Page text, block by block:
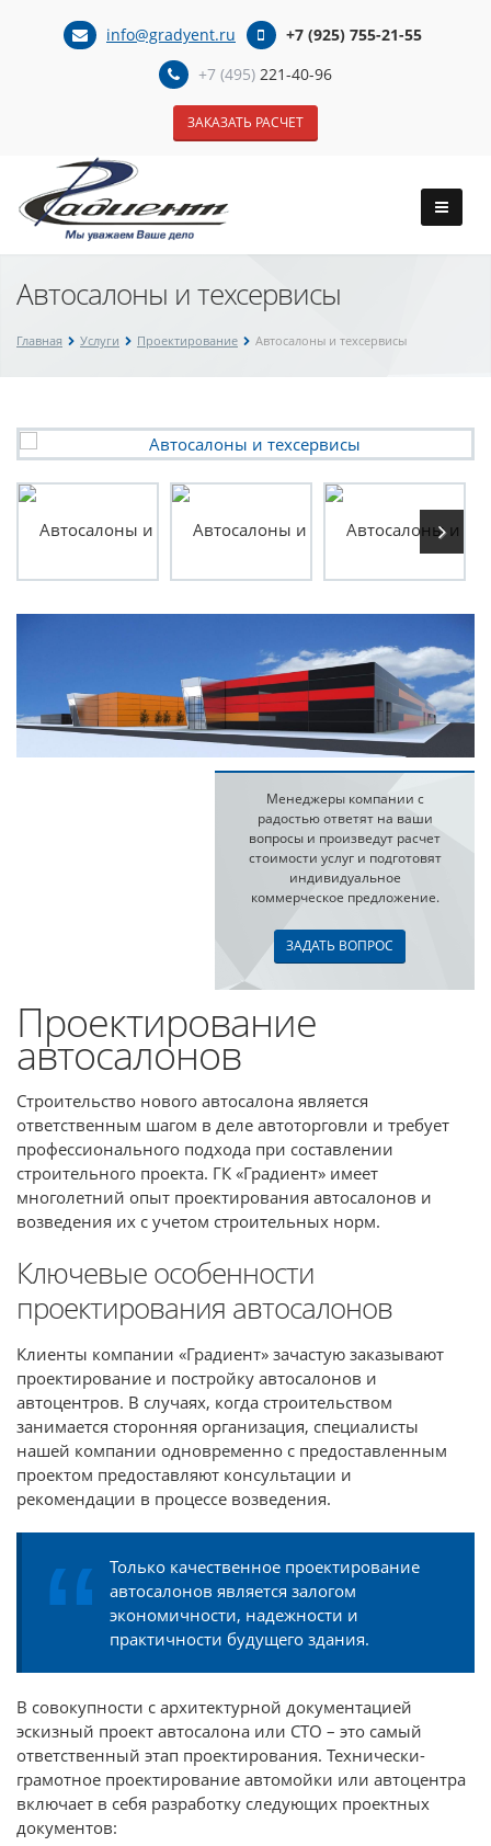
info@gradyent.ru
+7 (925) 755-21-55
+7 (495) 221-40-96
ЗАКАЗАТЬ РАСЧЕТ
Автосалоны и техсервисы
Главная Услуги Проектирование Автосалоны и техсервисы
Менеджеры компании с
радостью ответят на ваши
вопросы и произведут расчет
стоимости услуг и подготовят
индивидуальное
коммерческое предложение.
ЗАДАТЬ ВОПРОС
Проектирование
автосалонов
Строительство нового автосалона является
ответственным шагом в деле автоторговли и требует
профессионального подхода при составлении
строительного проекта. ГК «Градиент» имеет
многолетний опыт проектирования автосалонов и
возведения их с учетом строительных норм.
Ключевые особенности
проектирования автосалонов
Клиенты компании «Градиент» зачастую заказывают
проектирование и постройку автосалонов и
автоцентров. В случаях, когда строительством
занимается сторонняя организация, специалисты
нашей компании одновременно с предоставленным
проектом предоставляют консультации и
рекомендации в процессе возведения.
Только качественное проектирование
автосалонов является залогом
экономичности, надежности и
практичности будущего здания.
В совокупности с архитектурной документацией
эскизный проект автосалона или СТО – это самый
ответственный этап проектирования. Технически-
грамотное проектирование автомойки или автоцентра
включает в себя разработку следующих проектных
документов: